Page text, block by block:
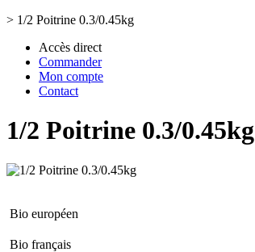
> 1/2 Poitrine 0.3/0.45kg
Accès direct
Commander
Mon compte
Contact
1/2 Poitrine 0.3/0.45kg
Bio européen
Bio français